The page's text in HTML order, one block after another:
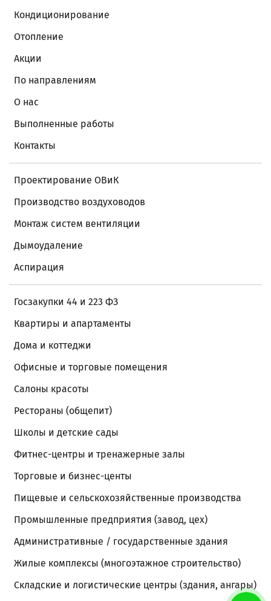
Кондиционирование
Отопление
Акции
По направлениям
О нас
Выполненные работы
Контакты
Проектирование ОВиК
Производство воздуховодов
Монтаж систем вентиляции
Дымоудаление
Аспирация
Госзакупки 44 и 223 ФЗ
Квартиры и апартаменты
Дома и коттеджи
Офисные и торговые помещения
Салоны красоты
Рестораны (общепит)
Школы и детские сады
Фитнес-центры и тренажерные залы
Торговые и бизнес-центы
Пищевые и сельскохозяйственные производства
Промышленные предприятия (завод, цех)
Административные / государственные здания
Жилые комплексы (многоэтажное строительство)
Складские и логистические центры (здания, ангары)